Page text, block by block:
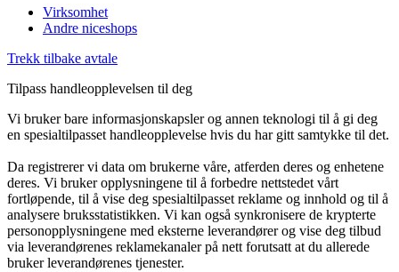
Virksomhet
Andre niceshops
Trekk tilbake avtale
Tilpass handleopplevelsen til deg
Vi bruker bare informasjonskapsler og annen teknologi til å gi deg
en spesialtilpasset handleopplevelse hvis du har gitt samtykke til det.
Da registrerer vi data om brukerne våre, atferden deres og enhetene
deres. Vi bruker opplysningene til å forbedre nettstedet vårt
fortløpende, til å vise deg spesialtilpasset reklame og innhold og til å
analysere bruksstatistikken. Vi kan også synkronisere de krypterte
personopplysningene med eksterne leverandører og vise deg tilbud
via leverandørenes reklamekanaler på nett forutsatt at du allerede
bruker leverandørenes tjenester.